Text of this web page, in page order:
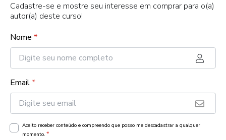
Cadastre-se e mostre seu interesse em comprar para o(a)
autor(a) deste curso!
Nome *
Email*
Aceito receber conteúdo e compreendo que posso me descadastrar a qualquer
momento. *